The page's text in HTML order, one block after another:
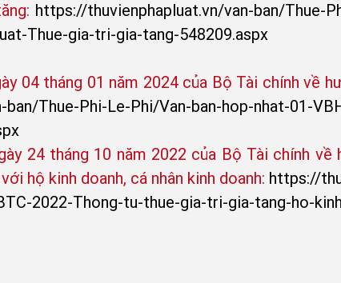
https://thuvienphapluat.vn/van-ban/Thue-
Thue-gia-tri-gia-tang-548209.aspx
04 tháng 01 năm 2024 của Bộ Tài chính về
Thue-Phi-Le-Phi/Van-ban-hop-nhat-01-
24 tháng 10 năm 2022 của Bộ Tài chính
hộ kinh doanh, cá nhân kinh doanh: https://
2022-Thong-tu-thue-gia-tri-gia-tang-ho-